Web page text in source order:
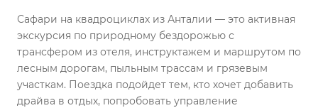
Сафари на квадроциклах из Анталии — это активная
экскурсия по природному бездорожью с
трансфером из отеля, инструктажем и маршрутом по
лесным дорогам, пыльным трассам и грязевым
участкам. Поездка подойдет тем, кто хочет добавить
драйва в отдых, попробовать управление